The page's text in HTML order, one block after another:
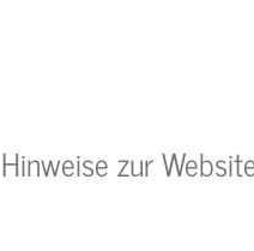
Hinweise zur